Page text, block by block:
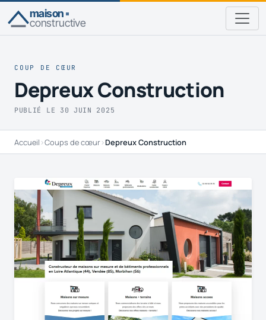
maison
constructive
COUP DE CŒUR
Depreux Construction
PUBLIÉ LE 30 JUIN 2025
Accueil ›Coups de cœur›Depreux Construction